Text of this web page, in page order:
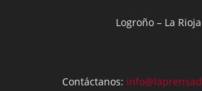
Logroño – La Rioja
Contáctanos: